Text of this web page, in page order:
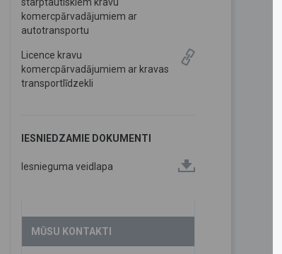
komercpārvadājumiem ar
autotransportu
Licence kravu
komercpārvadājumiem ar kravas
transportlīdzekli
IESNIEDZAMIE DOKUMENTI
Iesnieguma veidlapa
MŪSU KONTAKTI